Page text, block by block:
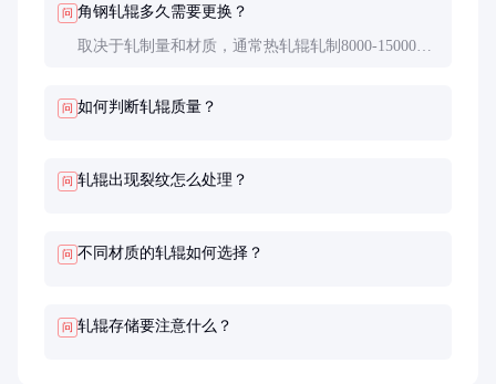
问 角钢轧辊多久需要更换？
取决于轧制量和材质，通常热轧辊轧制8000-15000吨
问 如何判断轧辊质量？
问 轧辊出现裂纹怎么处理？
问 不同材质的轧辊如何选择？
问 轧辊存储要注意什么？